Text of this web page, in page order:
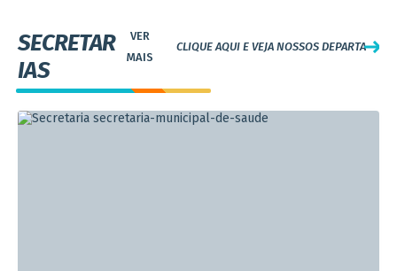
SECRETAR
IAS
CLIQUE AQUI E VEJA NOSSOS